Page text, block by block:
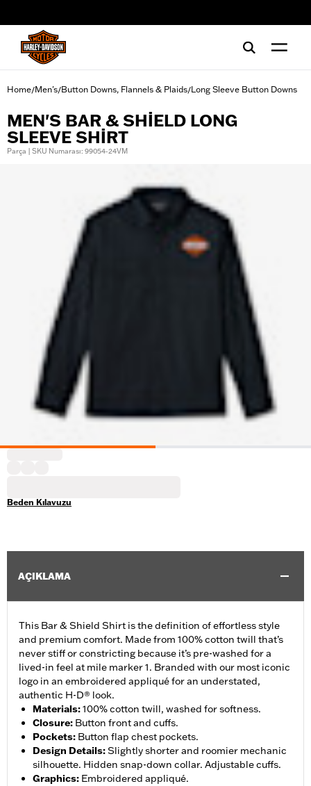
Home/Men's/Button Downs, Flannels & Plaids/Long Sleeve Button Downs
MEN'S BAR & SHIELD LONG
SLEEVE SHIRT
Parça | SKU Numarası: 99054-24VM
Beden Kılavuzu
AÇIKLAMA
This Bar & Shield Shirt is the definition of effortless style
and premium comfort. Made from 100% cotton twill that’s
never stiff or constricting because it’s pre-washed for a
lived-in feel at mile marker 1. Branded with our most iconic
logo in an embroidered appliqué for an understated,
authentic H-D® look.
Materials:100% cotton twill, washed for softness.
Closure: Button front and cuffs.
Pockets: Button flap chest pockets.
Design Details:Slightly shorter and roomier mechanic
silhouette. Hidden snap-down collar. Adjustable cuffs.
Graphics: Embroidered appliqué.